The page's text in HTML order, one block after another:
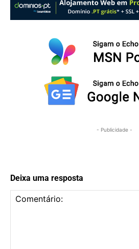
- Publicidade -
Deixa uma resposta